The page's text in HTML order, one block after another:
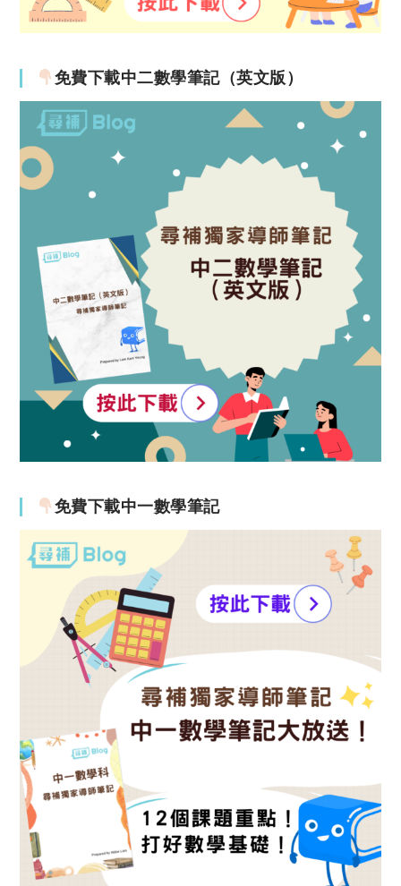
免費下載中二數學筆記（英文版）
免費下載中一數學筆記